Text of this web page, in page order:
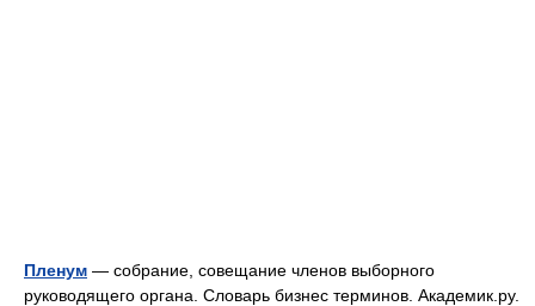
Пленум — собрание, совещание членов выборного
руководящего органа. Словарь бизнес терминов. Академик.ру.